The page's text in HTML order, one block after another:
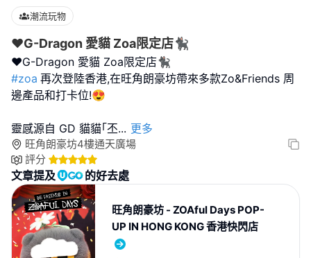
潮流玩物
❤️G-Dragon 愛貓 Zoa限定店🐈‍⬛
#zoa 再次登陸香港,在旺角朗豪坊帶來多款Zo&Friends 周
邊產品和打卡位!😍
靈感源自 GD 貓貓｢丕... 更多
旺角朗豪坊4樓通天廣場
評分
文章提及 的好去處
旺角朗豪坊 - ZOAful Days POP-
UP IN HONG KONG 香港快閃店